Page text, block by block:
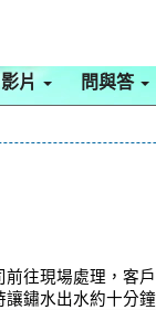
片 問與答
往現場處理，
鏽水出水約十分